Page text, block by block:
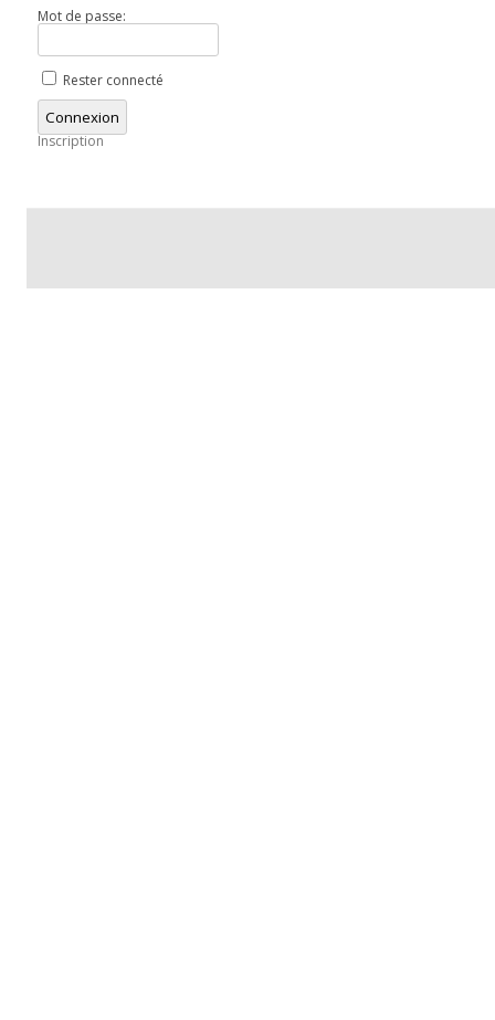
Mot de passe:
Rester connecté
Connexion
Inscription